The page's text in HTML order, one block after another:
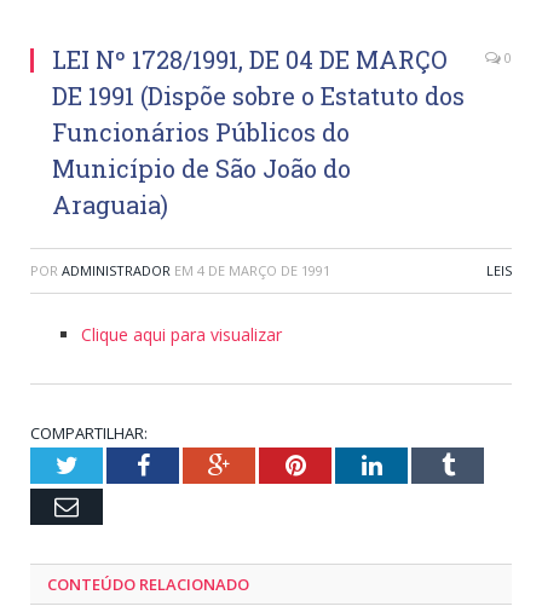
LEI Nº 1728/1991, DE 04 DE MARÇO
DE 1991 (Dispõe sobre o Estatuto dos
Funcionários Públicos do
Município de São João do
Araguaia)
0
POR ADMINISTRADOR EM 4 DE MARÇO DE 1991 LEIS
Clique aqui para visualizar
COMPARTILHAR:
TwitterFacebookGoogle+PinterestLinkedInTumblr
Email
CONTEÚDO RELACIONADO